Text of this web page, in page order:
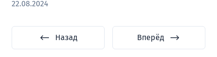
22.08.2024
Назад Вперёд